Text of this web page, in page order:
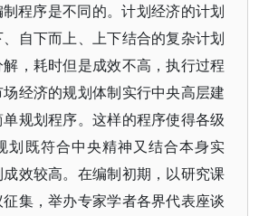
程序是不同的。计划经济的计划
自下而上、上下结合的复杂计划
，耗时但是成效不高，执行过程
经济的规划体制实行中央高层建
规划程序。这样的程序使得各级
划既符合中央精神又结合本身实
效较高。在编制初期，以研究课
集，举办专家学者各界代表座谈